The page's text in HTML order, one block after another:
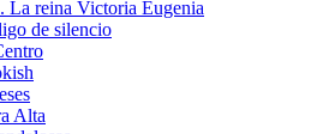
La reina Victoria Eugenia
de silencio
Alta